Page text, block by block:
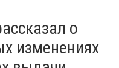
о
изменениях